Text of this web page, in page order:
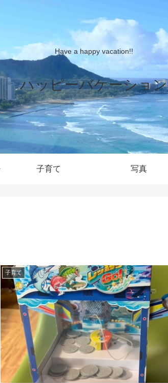
Have a happy vacation!!
ハッピーバケーション
子育て 写真
子育て